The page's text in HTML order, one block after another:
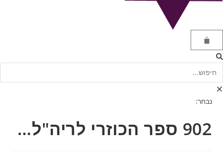
נבחר:
902 ספר הכוזרי לריה"ל…